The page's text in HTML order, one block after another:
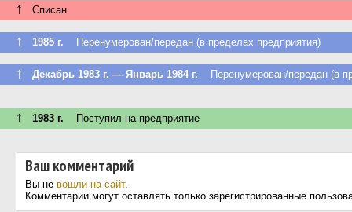
↑ Списан
↑ 1985 г. Перенумерован/передан (в пределах предприятия)
↑ Декабрь 1983 г. — Январь 1984 г. Перенумерован/передан (в
↑ 1983 г. Поступил на предприятие
Ваш комментарий
Вы не вошли на сайт.
Комментарии могут оставлять только зарегистрированные